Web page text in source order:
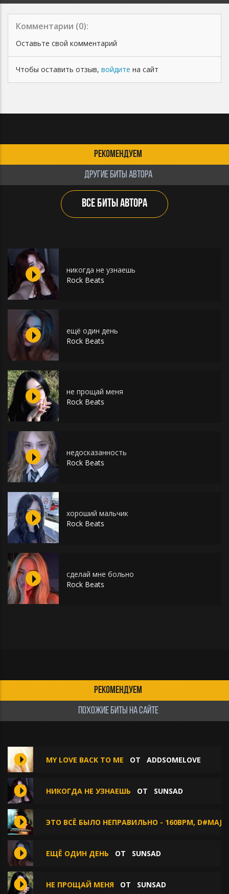
Комментарии (0):
Оставьте свой комментарий
Чтобы оставить отзыв, войдите на сайт
РЕКОМЕНДУЕМ
ДРУГИЕ БИТЫ АВТОРА
ВСЕ БИТЫ АВТОРА
никогда не узнаешь
Rock Beats
ещё один день
Rock Beats
не прощай меня
Rock Beats
недосказанность
Rock Beats
хороший мальчик
Rock Beats
сделай мне больно
Rock Beats
РЕКОМЕНДУЕМ
ПОХОЖИЕ БИТЫ НА САЙТЕ
MY LOVE BACK TO ME ОТ ADDSOMELOVE
НИКОГДА НЕ УЗНАЕШЬ ОТ SUNSAD
ЭТО ВСЁ БЫЛО НЕПРАВИЛЬНО - 160BPM,
ЕЩЁ ОДИН ДЕНЬ ОТ SUNSAD
НЕ ПРОЩАЙ МЕНЯ ОТ SUNSAD